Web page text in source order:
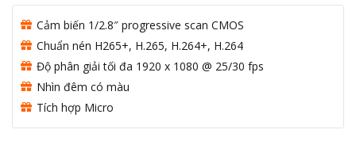
1.450.000₫.
Cảm biến 1/2.8″ progressive scan CMOS
Chuẩn nén H265+, H.265, H.264+, H.264
Độ phân giải tối đa 1920 x 1080 @ 25/30 fps
Nhìn đêm có màu
Tích hợp Micro